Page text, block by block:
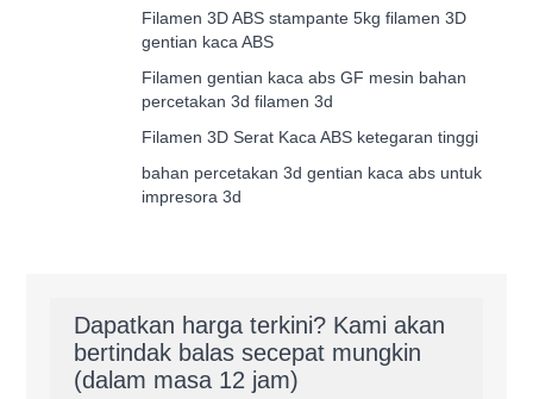
Filamen 3D ABS stampante 5kg filamen 3D
gentian kaca ABS
Filamen gentian kaca abs GF mesin bahan
percetakan 3d filamen 3d
Filamen 3D Serat Kaca ABS ketegaran tinggi
bahan percetakan 3d gentian kaca abs untuk
impresora 3d
Dapatkan harga terkini? Kami akan
bertindak balas secepat mungkin
(dalam masa 12 jam)